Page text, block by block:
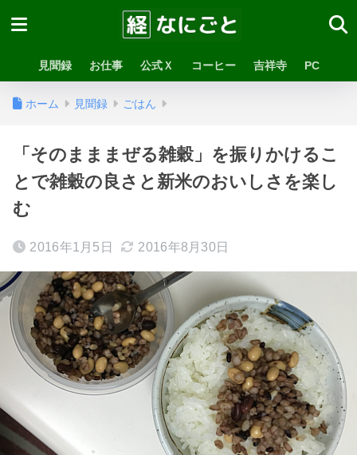
見聞録 お仕事 公式Ｘ コーヒー 吉祥寺 PC
ホーム 見聞録 ごはん
「そのまままぜる雑穀」を振りかけるこ
とで雑穀の良さと新米のおいしさを楽し
む
2016年1月5日 2016年8月30日